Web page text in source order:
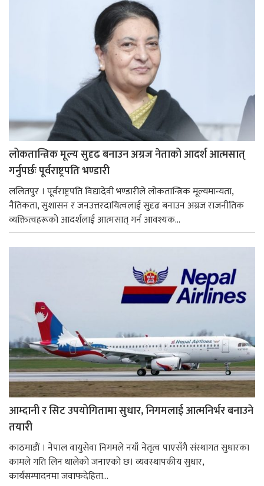
लोकतान्त्रिक मूल्य सुदृढ बनाउन अग्रज नेताको आदर्श आत्मसात्
गर्नुपर्छः पूर्वराष्ट्रपति भण्डारी
ललितपुर । पूर्वराष्ट्रपति विद्यादेवी भण्डारीले लोकतान्त्रिक मूल्यमान्यता,
नैतिकता, सुशासन र जनउत्तरदायित्वलाई सुदृढ बनाउन अग्रज राजनीतिक
व्यक्तित्वहरूको आदर्शलाई आत्मसात् गर्न आवश्यक...
आम्दानी र सिट उपयोगितामा सुधार, निगमलाई आत्मनिर्भर बनाउने
तयारी
काठमाडाैं । नेपाल वायुसेवा निगमले नयाँ नेतृत्व पाएसँगै संस्थागत सुधारका
कामले गति लिन थालेको जनाएको छ। व्यवस्थापकीय सुधार,
कार्यसम्पादनमा जवाफदेहिता...